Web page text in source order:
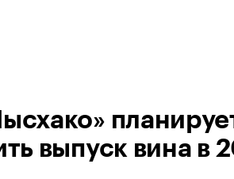
выпуск вина в